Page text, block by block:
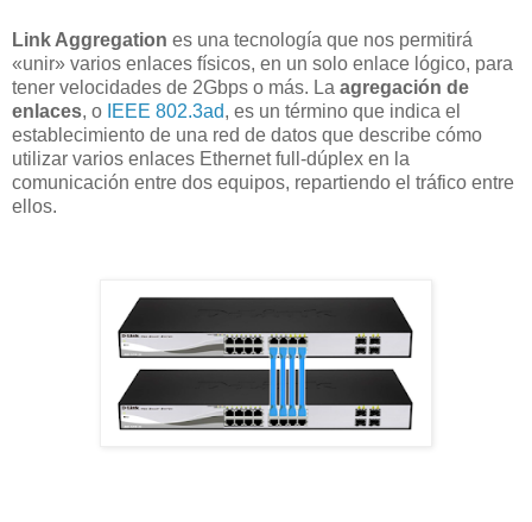
Link Aggregation es una tecnología que nos permitirá
«unir» varios enlaces físicos, en un solo enlace lógico, para
tener velocidades de 2Gbps o más. La agregación de
enlaces, o IEEE 802.3ad, es un término que indica el
establecimiento de una red de datos que describe cómo
utilizar varios enlaces Ethernet full-dúplex en la
comunicación entre dos equipos, repartiendo el tráfico entre
ellos.